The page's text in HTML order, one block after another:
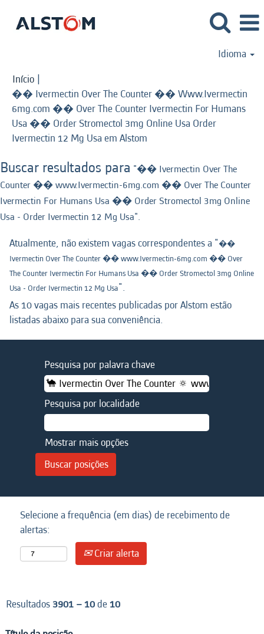
Idioma
Início |
�� Ivermectin Over The Counter �� Www.Ivermectin
6mg.com �� Over The Counter Ivermectin For Humans
Usa �� Order Stromectol 3mg Online Usa Order
Ivermectin 12 Mg Usa em Alstom
Buscar resultados para "�� Ivermectin Over The
Counter �� www.Ivermectin-6mg.com �� Over The Counter
Ivermectin For Humans Usa �� Order Stromectol 3mg Online
Usa - Order Ivermectin 12 Mg Usa".
Atualmente, não existem vagas correspondentes a "��
Ivermectin Over The Counter �� www.Ivermectin-6mg.com �� Over
The Counter Ivermectin For Humans Usa �� Order Stromectol 3mg Online
Usa - Order Ivermectin 12 Mg Usa".
As 10 vagas mais recentes publicadas por Alstom estão
listadas abaixo para sua conveniência.
Pesquisa por palavra chave
Pesquisa por localidade
Mostrar mais opções
Selecione a frequência (em dias) de recebimento de
alertas:
Criar alerta
Resultados 3901 – 10de10